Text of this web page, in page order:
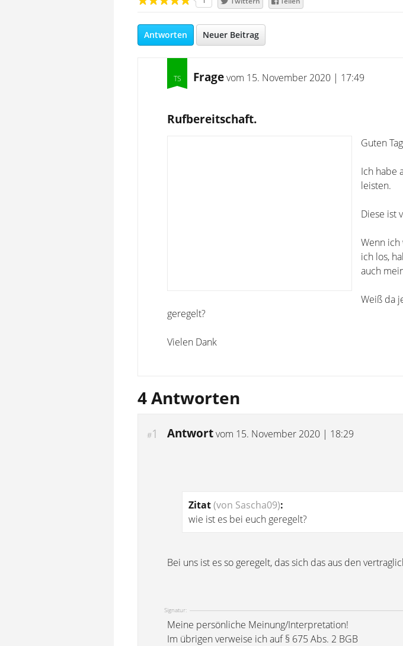
Antworten Neuer Beitrag
Fragevom 15. November 2020 | 17:49
Rufbereitschaft.
Guten
Ich habe
leisten.
Diese ist
Wenn
ich los,
auch
Weiß da
geregelt?
Vielen Dank
4 Antworten
#1 Antwortvom 15. November 2020 | 18:29
Zitat(von Sascha09):
wie ist es bei euch geregelt?
Bei uns ist es so geregelt, das sich das aus den
Signatur:
Meine persönliche Meinung/Interpretation!
Im übrigen verweise ich auf § 675 Abs. 2 BGB